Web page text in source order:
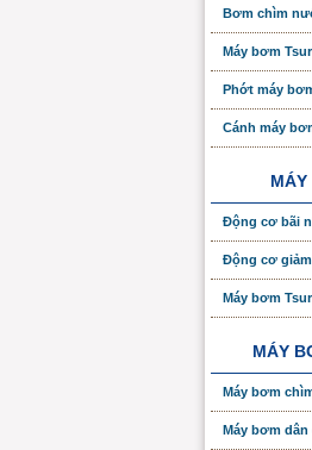
Bơm chìm
Máy bơm
Phớt máy
Cánh máy
Động cơ bãi
Động cơ
Máy bơm
MÁY
Máy bơm
Máy bơm